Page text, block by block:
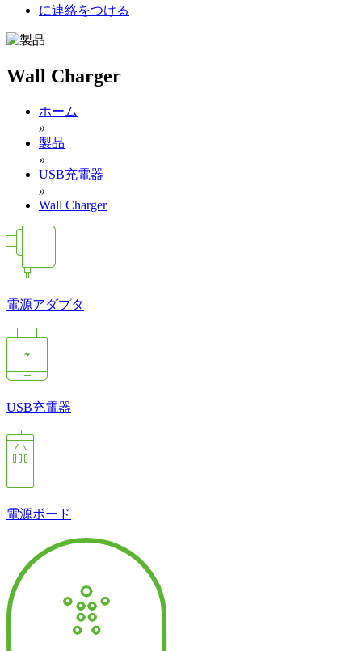
に連絡をつける
Wall Charger
ホーム
»
製品
»
USB充電器
»
Wall Charger
電源アダプタ
USB充電器
電源ボード